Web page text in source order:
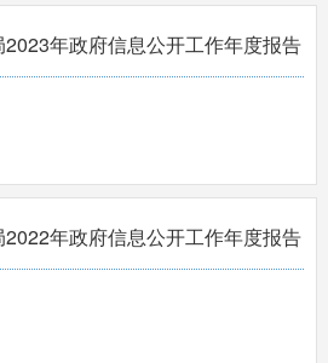
年政府信息公开工作年度报告
年政府信息公开工作年度报告